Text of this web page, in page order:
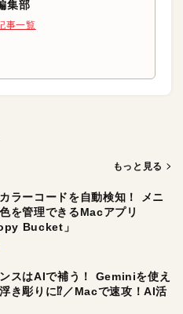
集部
事一覧
もっと見る
ラーコードを自動検知！ メニ
を管理できるMacアプリ
Bucket」
スはAIで補う！ Geminiを使え
き彫りに⁉︎／Macで速攻！AI活